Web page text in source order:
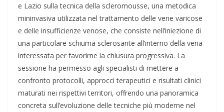
e Lazio sulla tecnica della scleromousse, una metodica
mininvasiva utilizzata nel trattamento delle vene varicose
e delle insufficienze venose, che consiste nell’iniezione di
una particolare schiuma sclerosante all’interno della vena
interessata per favorirne la chiusura progressiva. La
sessione ha permesso agli specialisti di mettere a
confronto protocolli, approcci terapeutici e risultati clinici
maturati nei rispettivi territori, offrendo una panoramica
concreta sull’evoluzione delle tecniche più moderne nel